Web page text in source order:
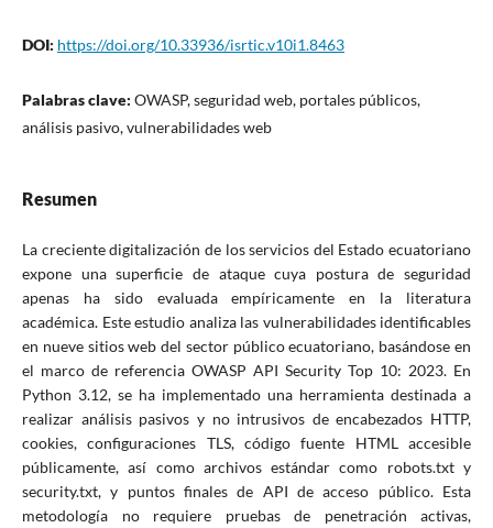
DOI: https://doi.org/10.33936/isrtic.v10i1.8463
Palabras clave: OWASP, seguridad web, portales públicos,
análisis pasivo, vulnerabilidades web
Resumen
La creciente digitalización de los servicios del Estado ecuatoriano
expone una superficie de ataque cuya postura de seguridad
apenas ha sido evaluada empíricamente en la literatura
académica. Este estudio analiza las vulnerabilidades identificables
en nueve sitios web del sector público ecuatoriano, basándose en
el marco de referencia OWASP API Security Top 10: 2023. En
Python 3.12, se ha implementado una herramienta destinada a
realizar análisis pasivos y no intrusivos de encabezados HTTP,
cookies, configuraciones TLS, código fuente HTML accesible
públicamente, así como archivos estándar como robots.txt y
security.txt, y puntos finales de API de acceso público. Esta
metodología no requiere pruebas de penetración activas,